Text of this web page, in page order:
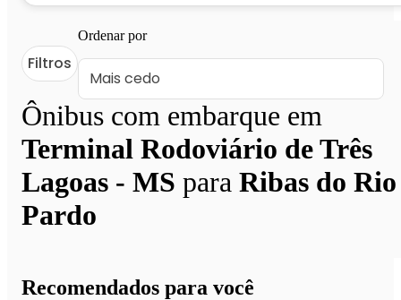
Ônibus com embarque em
Terminal Rodoviário de Três
Lagoas - MS para Ribas do Rio
Pardo
Filtros
Ordenar por
Recomendados para você